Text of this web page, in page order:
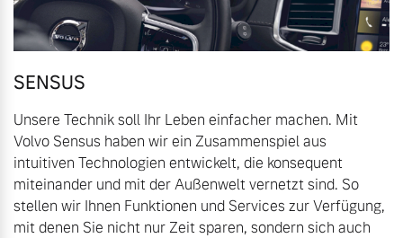
Geschäftskunden
Editionsmodelle
Konnektivität
Angebot anfragen
Aktuelle Zubehörangebote
Aktuelle Serviceangebote
Service by Volvo
SENSUS
Unsere Technik soll Ihr Leben einfacher machen. Mit
Volvo Sensus haben wir ein Zusammenspiel aus
intuitiven Technologien entwickelt, die konsequent
miteinander und mit der Außenwelt vernetzt sind. So
stellen wir Ihnen Funktionen und Services zur Verfügung,
mit denen Sie nicht nur Zeit sparen, sondern sich auch